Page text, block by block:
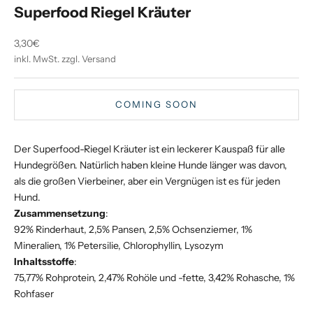
Superfood Riegel Kräuter
Angebot
3,30€
inkl. MwSt. zzgl. Versand
COMING SOON
Der Superfood-Riegel Kräuter ist ein leckerer Kauspaß für alle
Hundegrößen. Natürlich haben kleine Hunde länger was davon,
als die großen Vierbeiner, aber ein Vergnügen ist es für jeden
Hund.
Zusammensetzung:
92% Rinderhaut, 2,5% Pansen, 2,5% Ochsenziemer, 1%
Mineralien, 1% Petersilie, Chlorophyllin, Lysozym
Inhaltsstoffe:
75,77% Rohprotein, 2,47% Rohöle und -fette, 3,42% Rohasche, 1%
Rohfaser